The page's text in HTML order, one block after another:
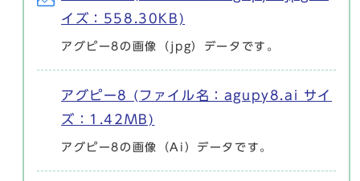
イズ：558.30KB)
アグピー8の画像（jpg）データです。
アグピー8 (ファイル名：agupy8.ai サイ
ズ：1.42MB)
アグピー8の画像（Ai）データです。